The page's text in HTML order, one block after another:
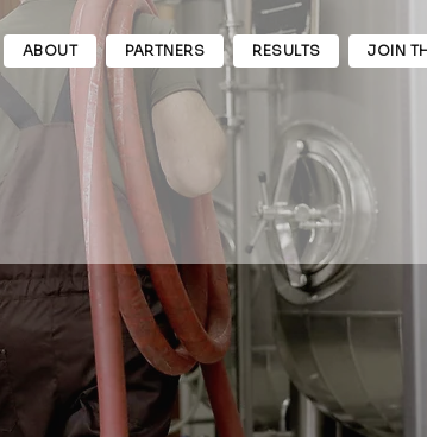
ABOUT PARTNERS RESULTS JOIN